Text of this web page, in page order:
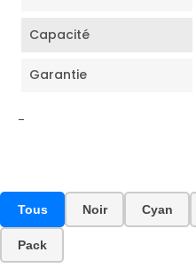
Capacité
Garantie
-
Tous Noir Cyan
Pack